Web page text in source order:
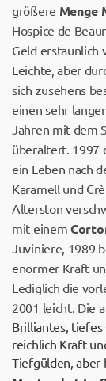
größere Menge
Hospice de
Geld erstaunlich
Leichte, aber
sich zusehens
einen sehr
Jahren mit dem
überaltert. 1997
ein Leben nach
Karamell und
Alterston
mit einem
Juviniere, 1989
enormer Kraft
Lediglich die
2001 leicht. Die
Brilliantes,
reichlich Kraft
Tiefgülden, aber